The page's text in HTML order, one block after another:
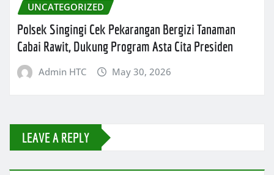
UNCATEGORIZED
Polsek Singingi Cek Pekarangan Bergizi Tanaman
Cabai Rawit, Dukung Program Asta Cita Presiden
Admin HTC May 30, 2026
LEAVE A REPLY